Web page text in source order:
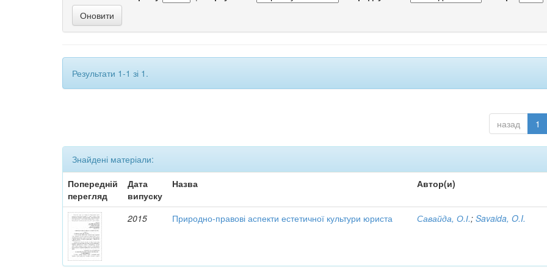
Результати 1-1 зі 1.
назад 1
Знайдені матеріали:
Попередній
перегляд
Дата
випуску
Назва Автор(и)
2015 Природно-правові аспекти естетичної культури юриста Савайда, О.І.;Savaida, O.I.